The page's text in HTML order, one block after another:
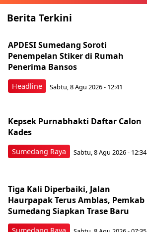
Berita Terkini
Headline
APDESI Sumedang Soroti
Penempelan Stiker di Rumah
Penerima Bansos
Sabtu, 8 Agu 2026 - 12:41
Sumedang Raya
Kepsek Purnabhakti Daftar Calon
Kades
Sabtu, 8 Agu 2026 - 12:34
Tiga Kali Diperbaiki, Jalan
Haurpapak Terus Amblas, Pemkab
Sumedang Siapkan Trase Baru